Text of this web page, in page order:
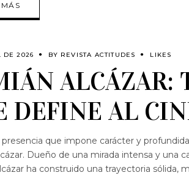
DE 2026 BY REVISTA ACTITUDES LIKES
ALCÁZAR:
DEFINE AL
presencia que impone carácter y
Dueño de una mirada intensa y una
ha construido una trayectoria sólida,